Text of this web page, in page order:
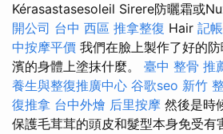
Kérasastasesoleil Sirere防曬霜或
開公司 台中 西區 推拿整復 Hair 記
中按摩平價 我們在臉上製作了好的
濱的身體上塗抹什麼。 臺中 整骨 推
養生與整復推廣中心 谷歌seo 新竹
復推拿 台中外燴 后里按摩 然後是時
保護毛茸茸的頭皮和髮型本身免受有